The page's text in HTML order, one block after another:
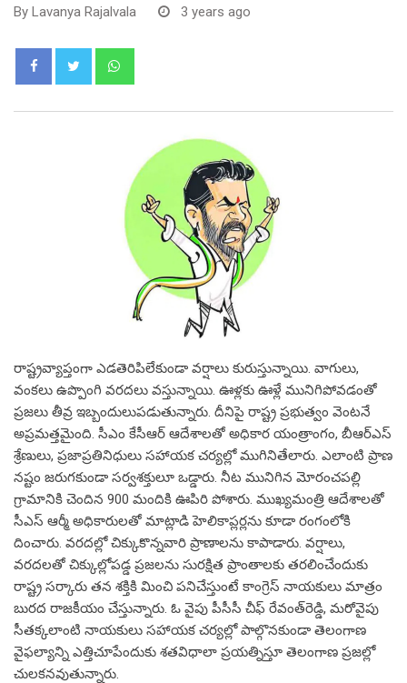
By Lavanya Rajalvala 3 years ago
రాష్ట్ర‌వ్యాప్తంగా ఎడ‌తెరిపిలేకుండా వ‌ర్షాలు కురుస్తున్నాయి. వాగులు,
వంక‌లు ఉప్పొంగి వ‌ర‌ద‌లు వ‌స్తున్నాయి. ఊళ్ల‌కు ఊళ్లే మునిగిపోవ‌డంతో
ప్ర‌జ‌లు తీవ్ర ఇబ్బందులుప‌డుతున్నారు. దీనిపై రాష్ట్ర ప్ర‌భుత్వం వెంట‌నే
అప్ర‌మ‌త్త‌మైంది. సీఎం కేసీఆర్ ఆదేశాల‌తో అధికార యంత్రాంగం, బీఆర్ఎస్
శ్రేణులు, ప్ర‌జాప్ర‌తినిధులు స‌హాయ‌క చ‌ర్య‌ల్లో ముగినితేలారు. ఎలాంటి ప్రాణ
న‌ష్టం జ‌రుగ‌కుండా స‌ర్వ‌శ‌క్తులూ ఒడ్డారు. నీట మునిగిన‌ మోరంచ‌ప‌ల్లి
గ్రామానికి చెందిన 900 మందికి ఊపిరి పోశారు. ముఖ్య‌మంత్రి ఆదేశాల‌తో
సీఎస్ ఆర్మీ అధికారుల‌తో మాట్లాడి హెలికాప్ల‌ర్ల‌ను కూడా రంగంలోకి
దించారు. వ‌ర‌ద‌ల్లో చిక్కుకొన్న‌వారి ప్రాణాల‌ను కాపాడారు. వ‌ర్షాలు,
వ‌ర‌ద‌లతో చిక్కుల్లోప‌డ్డ ప్ర‌జ‌ల‌ను సుర‌క్షిత ప్రాంతాల‌కు త‌ర‌లించేందుకు
రాష్ట్ర స‌ర్కారు త‌న శ‌క్తికి మించి ప‌నిచేస్తుంటే కాంగ్రెస్ నాయ‌కులు మాత్రం
బుర‌ద రాజ‌కీయం చేస్తున్నారు. ఓ వైపు పీసీసీ చీఫ్ రేవంత్‌రెడ్డి, మ‌రోవైపు
సీత‌క్క‌లాంటి నాయ‌కులు స‌హాయ‌క చర్య‌ల్లో పాల్గొన‌కుండా తెలంగాణ
వైఫ‌ల్యాన్ని ఎత్తిచూపేందుకు శ‌త‌విధాలా ప్ర‌య‌త్నిస్తూ తెలంగాణ ప్ర‌జ‌ల్లో
చుల‌క‌న‌వుతున్నారు.